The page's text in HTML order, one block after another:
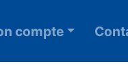
compte